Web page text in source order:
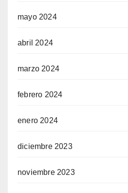
mayo 2024
abril 2024
marzo 2024
febrero 2024
enero 2024
diciembre 2023
noviembre 2023